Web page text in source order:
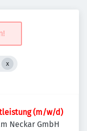
(m/w/d)
Neckar GmbH